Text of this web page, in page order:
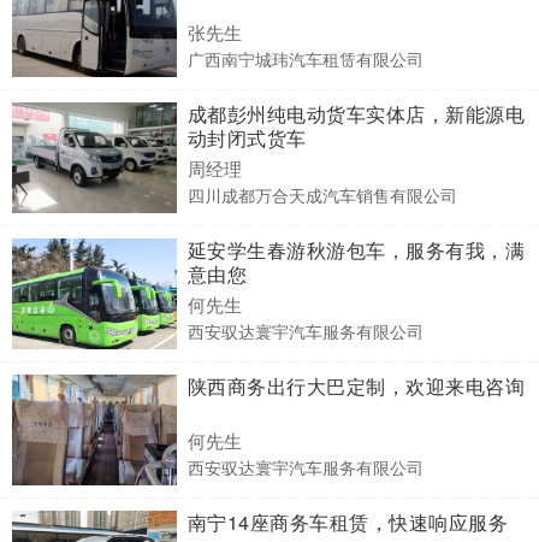
张先生
广西南宁城玮汽车租赁有限公司
成都彭州纯电动货车实体店，新能源电
动封闭式货车
周经理
四川成都万合天成汽车销售有限公司
延安学生春游秋游包车，服务有我，满
意由您
何先生
西安驭达寰宇汽车服务有限公司
陕西商务出行大巴定制，欢迎来电咨询
何先生
西安驭达寰宇汽车服务有限公司
南宁14座商务车租赁，快速响应服务